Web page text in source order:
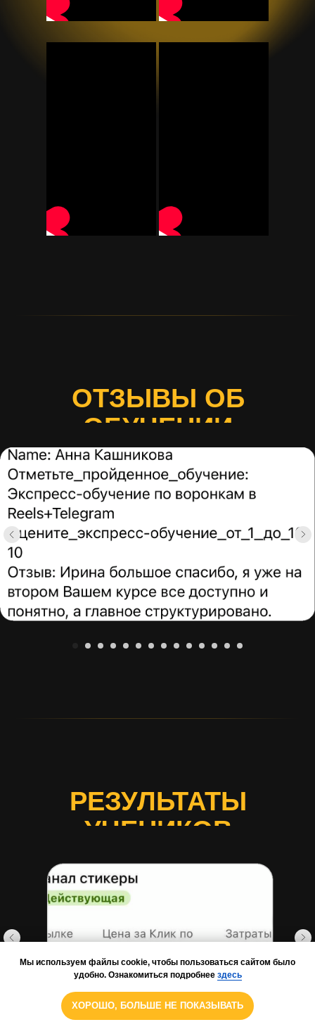
Мы используем файлы cookie, чтобы пользоваться сайтом было
удобно. Ознакомиться подробнее здесь
ХОРОШО, БОЛЬШЕ НЕ ПОКАЗЫВАТЬ
ОТЗЫВЫ ОБ
ОБУЧЕНИИ
РЕЗУЛЬТАТЫ
УЧЕНИКОВ